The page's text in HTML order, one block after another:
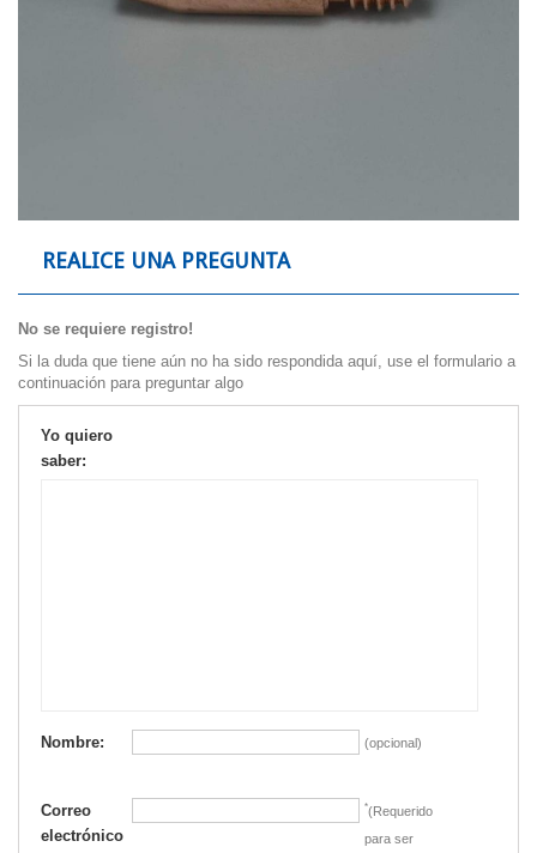
REALICE UNA PREGUNTA
No se requiere registro!
Si la duda que tiene aún no ha sido respondida aquí, use el formulario a
continuación para preguntar algo
Yo quiero
saber:
Nombre: (opcional)
Correo
electrónico
*(Requerido
para ser